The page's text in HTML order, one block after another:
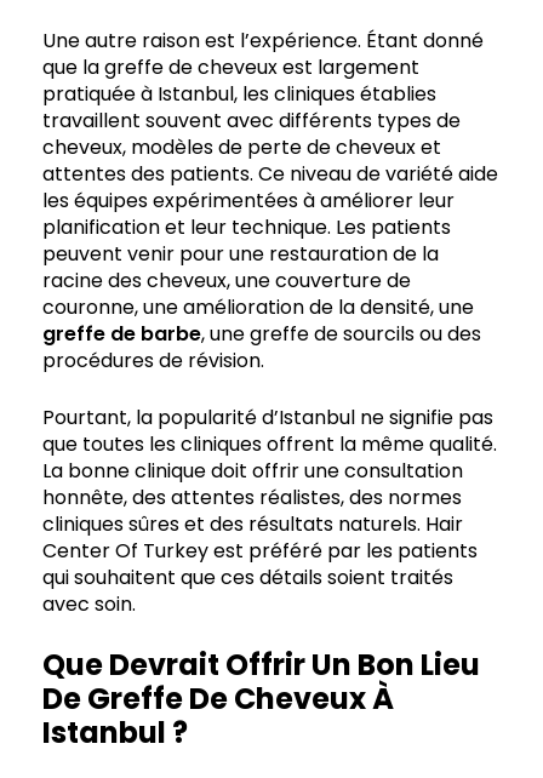
Une autre raison est l’expérience. Étant donné
que la greffe de cheveux est largement
pratiquée à Istanbul, les cliniques établies
travaillent souvent avec différents types de
cheveux, modèles de perte de cheveux et
attentes des patients. Ce niveau de variété aide
les équipes expérimentées à améliorer leur
planification et leur technique. Les patients
peuvent venir pour une restauration de la
racine des cheveux, une couverture de
couronne, une amélioration de la densité, une
greffe de barbe, une greffe de sourcils ou des
procédures de révision.
Pourtant, la popularité d’Istanbul ne signifie pas
que toutes les cliniques offrent la même qualité.
La bonne clinique doit offrir une consultation
honnête, des attentes réalistes, des normes
cliniques sûres et des résultats naturels. Hair
Center Of Turkey est préféré par les patients
qui souhaitent que ces détails soient traités
avec soin.
Que Devrait Offrir Un Bon Lieu
De Greffe De Cheveux À
Istanbul ?